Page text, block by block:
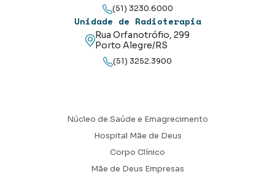
(51) 3230.6000
Unidade de Radioterapia
Rua Orfanotrófio, 299
Porto Alegre/RS
(51) 3252.3900
Núcleo de Saúde e Emagrecimento
Hospital Mãe de Deus
Corpo Clínico
Mãe de Deus Empresas